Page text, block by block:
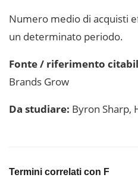
Numero medio di acquisti
un determinato periodo.
Fonte / riferimento
Brands Grow
Da studiare: Byron Sharp,
Termini correlati con F